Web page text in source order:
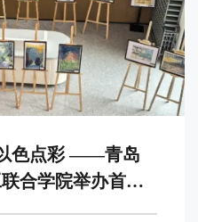
色点彩 ——青岛
合学院举办首期